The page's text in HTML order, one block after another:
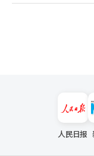
人民日报